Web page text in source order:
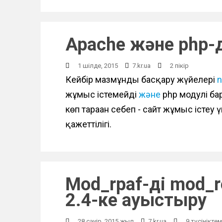
Apache және php-
1 шілде, 2015 7.kr.ua 2 пікір
Кейбір мазмұнды басқару жүйелері
жұмыс істемейді және php модулі
көп тараған себеп - сайт жұмыс
қажеттілігі.
Mod_rpaf-ді
2.4-ке ауыстыру